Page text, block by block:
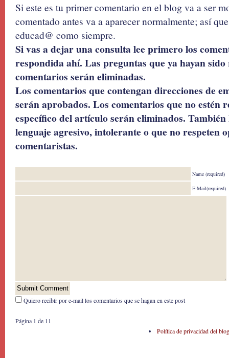
Si este es tu primer comentario en el blog va a ser
comentado antes va a aparecer normalmente; así
educad@ como siempre.
Si vas a dejar una consulta lee primero los
respondida ahí. Las preguntas que ya hayan
comentarios serán eliminadas.
Los comentarios que contengan direcciones de
serán aprobados. Los comentarios que no estén
específico del artículo serán eliminados.
lenguaje agresivo, intolerante o que no respeten
comentaristas.
Name (required)
E-Mail(required)
Quiero recibír por e-mail los comentarios que se hagan en este post
Página 1 de 1 1
Política de privacidad del